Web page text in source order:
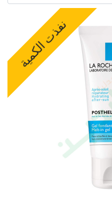
نفذت الكمية